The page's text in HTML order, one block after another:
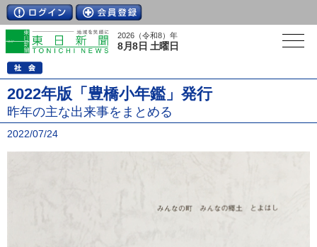
2026（令和8）年
8月8日 土曜日
2022年版「豊橋小年鑑」発行
昨年の主な出来事をまとめる
2022/07/24